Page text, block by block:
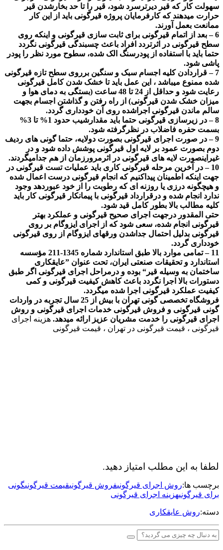
سهولت کار که قیر دیرترسرد شود، قیر را تا حد بخارشدن قیر
حرارت میدهند که کارفرمایان پروژه قیرگونی باید از این کار
ممانعت بعمل آورند.
6 –
بعد از اتمام قیرگونی برای ثابت سازی قیرگونی و اینکه روی
سطح قیرگونی در اثرتردد افراد باعث چسبندگی قیرگونی نگردد
حتما باید با استفاده از پودرسنگ الک شده، سطوح مورد نظر را پودر
پاشی شود.
7 –
قراردادن کلیه اجسام سبک و سنگین برروی سطح تازه قیرگونی
شده ممنوع میباشد ، این عمل باید تا خشک شدن کامل قیرگونی
رعایت شود و حداقل از 24 تا 48 ساعت (بستگی به دمای هوا و
میزان خشک شدن قیرگونی) از راه رفتن و گذاشتن اجسام بجهت
سالم ماندن قیرگونی اجراشده روی آن خودداری گردد.
8 –
در زیرسازی قیرگونی حتما باید مقدارشیب حدود 1% تا 3%
بسمت حفره فاضلاب در نظرگرفته شود.
9 –
در صورت اجرای قیرگونی بصورت دولایه، حتما گونی های ردیف
دوم بصورت عمود بر لایه اول قیرگونی پوشش داده شود و در
غیراینصورت لایه های قیرگونی در اثرمرورزمان از هم جدامیگردند.
10 –
در آخرین مرحله قیرگونی کاری باید عملیات تست قیرگونی در
جهت اینکه اطمینان پیداکنیم که انجام قیرگونی درست اعمال شده
و هیچگونه درزی یا روزنه ای که رطوبت را از خود عبوردهد وجود
ندارد انجام شده و درقرارداد قیرگونی با پیمانکار قیرگونی کار باید
کلیه مطالب بالا بطور کامل قید شود.
حتی المقدور درجهت اجرای صحیح قیرگونی و عملکرد بهتر
قیرگونی انجام شده، سعی شود که از اجرای ایزوگام بر روی
قیرگونی بدلیل احتمال جداشدن ورقهای ایزوگام از روی قیرگونی
خودداری گردد.
11 –
تمامی موارد بالا طبق استاندارد شماره 1345-211 مؤسسه
استاندارد و تحقیقات صنعتی ایران، تحت عنوان ”عایقکاری
ساختمان به وسیله قیر“ بوده و درمراحل اجرای قیرگونی اگر طبق
دستورات بالا اجرا نگردد باعث کاهش کیفیت قیرگونی و کمی
کیفیت عملکرد قیرگونی اجرا شده میگردد.
فروشگاه تخصصی گونی تهران با بیش از 25 سال تجربه در واردات
گونی قیرگونی و فروش قیرگونی خدمات اجرای قیرگونی و روش
اجرای قیرگونی را خدمت مشریان عزیز ارائه میدهد. هزینه اجرای
قیرگونی ، قیمت قیرگونی در تهران ، قیمت قیرگونی
لطفا به این مطلب امتیاز دهید.
برچسب ها:روش اجرای قیرگونیفروش قیرگونیقیمت قیرگونیگونی
برای قیرگونیهزینه اجرای قیرگونی
دسته:روش عایقکاری